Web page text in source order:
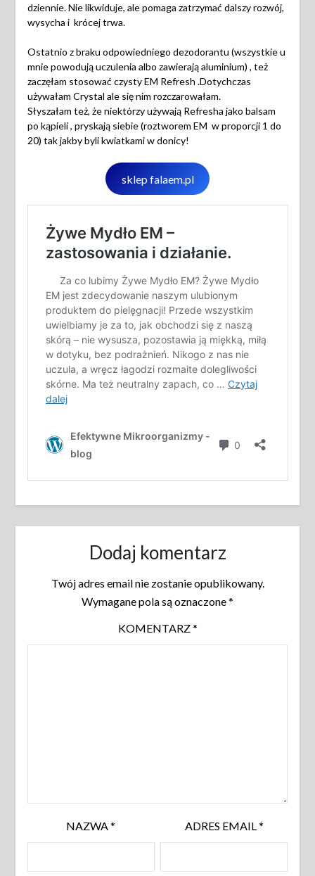
dziennie. Nie likwiduje, ale pomaga zatrzymać dalszy rozwój,
wysycha i krócej trwa.
Ostatnio z braku odpowiedniego dezodorantu (wszystkie u
mnie powodują uczulenia albo zawierają aluminium) , też
zaczęłam stosować czysty EM Refresh .Dotychczas
używałam Crystal ale się nim rozczarowałam.
Słyszałam też, że niektórzy używają Refresha jako balsam
po kąpieli , pryskają siebie (roztworem EM w proporcji 1 do
20) tak jakby byli kwiatkami w donicy!
sklep falaem.pl
Dodaj komentarz
Twój adres email nie zostanie opublikowany.
Wymagane pola są oznaczone*
KOMENTARZ*
NAZWA* ADRES EMAIL*